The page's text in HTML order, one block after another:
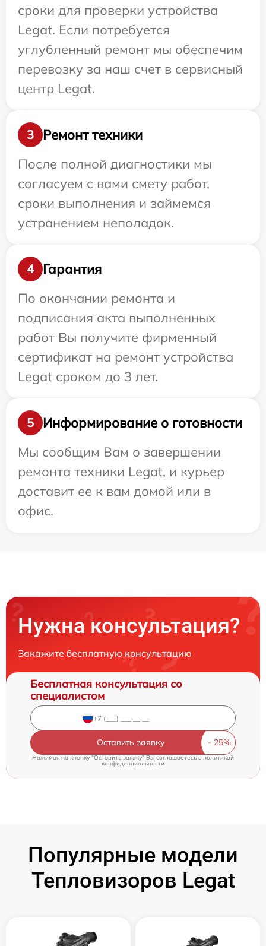
сроки для проверки устройства
Legat. Если потребуется
углубленный ремонт мы обеспечим
перевозку за наш счет в сервисный
центр Legat.
3
Ремонт техники
После полной диагностики мы
согласуем с вами смету работ,
сроки выполнения и займемся
устранением неполадок.
4
Гарантия
По окончании ремонта и
подписания акта выполненных
работ Вы получите фирменный
сертификат на ремонт устройства
Legat сроком до 3 лет.
5
Информирование о готовности
Мы сообщим Вам о завершении
ремонта техники Legat, и курьер
доставит ее к вам домой или в
офис.
Нужна консультация?
Закажите бесплатную консультацию
Бесплатная консультация со
специалистом
Оставить заявку
Нажимая на кнопку "Оставить заявку" Вы соглашаетесь c политикой
конфиденциальности
Популярные модели
Тепловизоров Legat